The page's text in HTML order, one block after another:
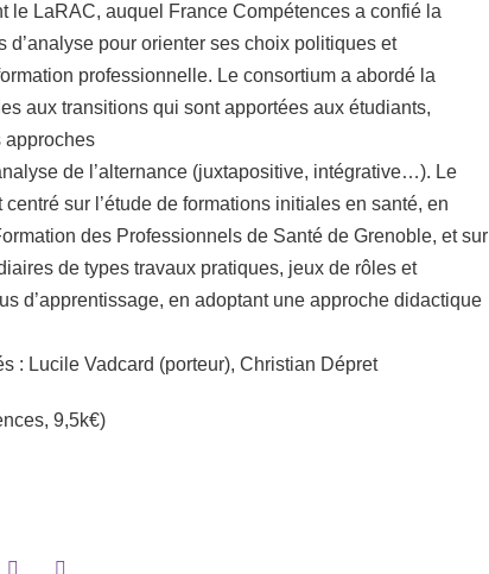
le LaRAC, auquel France Compétences a confié la
d’analyse pour orienter ses choix politiques et
professionnelle. Le consortium a abordé la
aux transitions qui sont apportées aux étudiants,
approches
de l’alternance (juxtapositive, intégrative…). Le
centré sur l’étude de formations initiales en santé, en
des Professionnels de Santé de Grenoble, et sur
de types travaux pratiques, jeux de rôles et
d’apprentissage, en adoptant une approche didactique
: Lucile Vadcard (porteur), Christian Dépret
9,5k€)
sur Facebook
Partager sur LinkedIn